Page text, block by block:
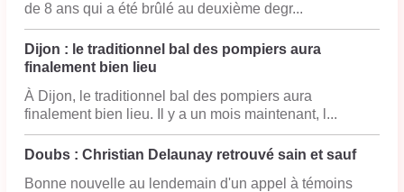
de 8 ans qui a été brûlé au deuxième degr...
Dijon : le traditionnel bal des pompiers aura
finalement bien lieu
À Dijon, le traditionnel bal des pompiers aura
finalement bien lieu. Il y a un mois maintenant, l...
Doubs : Christian Delaunay retrouvé sain et sauf
Bonne nouvelle au lendemain d'un appel à témoins